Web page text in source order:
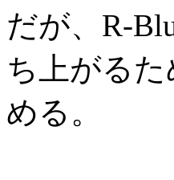
だが、R-
ち上がる
める。